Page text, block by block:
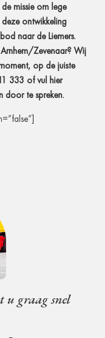
missie om lege
ontwikkeling
naar de Liemers.
Zevenaar? Wij
op de juiste
333 of vul hier
door te spreken.
u graag snel